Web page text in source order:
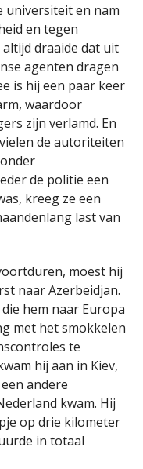
universiteit en nam
en tegen
draaide dat uit
agenten dragen
is hij een paar keer
waardoor
zijn verlamd. En
de autoriteiten
de politie een
kreeg ze een
last van
moest hij
naar Azerbeidjan.
hem naar Europa
met het smokkelen
te
hij aan in Kiev,
andere
kwam. Hij
op drie kilometer
in totaal